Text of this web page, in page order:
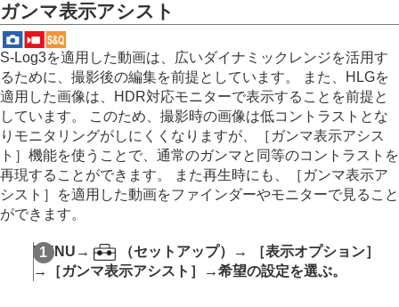
本機の基本操作
準備/基本的な撮影
MENU一覧から機能を探す
撮影機能を活用する
この章の目次
撮影モードを選ぶ
自分撮り動画やVlog撮影に便利な機能
フォーカス（ピント）を合わせる
被写体認識AF
フォーカス機能を使う
露出/測光を調整する
ISO感度を選ぶ
Log撮影の設定
画像に効果を加える
ガンマ表示アシスト
S-Log3を適用した動画は、広いダイナミックレンジを活用す
るために、撮影後の編集を前提としています。 また、HLGを
適用した画像は、HDR対応モニターで表示することを前提と
しています。 このため、撮影時の画像は低コントラストとな
りモニタリングがしにくくなりますが、
［ガンマ表示アシス
ト］ 機能を使うことで、通常のガンマと同等のコントラストを
再現することができます。 また再生時にも、
［ガンマ表示ア
シスト］
を適用した動画をファインダーやモニターで見ること
ができます。
MENU → （セットアップ）→
［表示オプション］
→
［ガンマ表示アシスト］ →希望の設定を選ぶ。